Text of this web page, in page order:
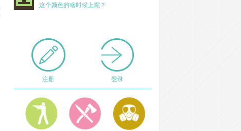
这个颜色的啥时候上呢？
注册 登录